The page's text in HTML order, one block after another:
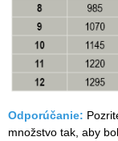
Odporúčanie:
množstvo tak, aby